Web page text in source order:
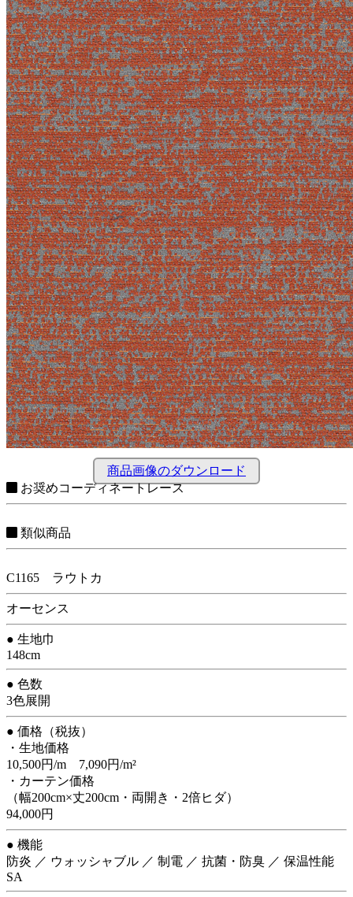
商品画像のダウンロード
お奨めコーディネートレース
類似商品
C1165 ラウトカ
オーセンス
● 生地巾
148cm
● 色数
3色展開
● 価格（税抜）
・生地価格
10,500円/m 7,090円/m²
・カーテン価格
（幅200cm×丈200cm・両開き・2倍ヒダ）
94,000円
● 機能
防炎 ／ ウォッシャブル ／ 制電 ／ 抗菌・防臭 ／ 保温性能
SA